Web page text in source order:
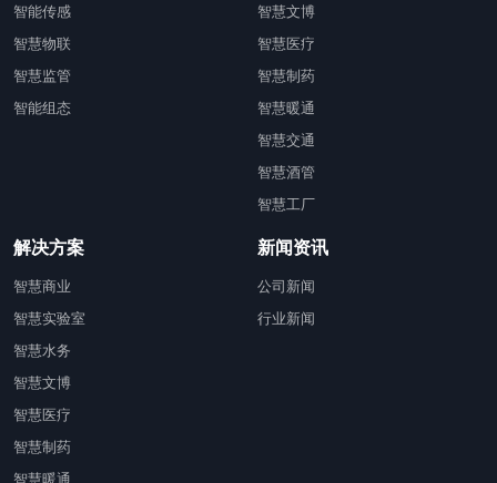
智能传感
智慧物联
智慧监管
智能组态
智慧文博
智慧医疗
智慧制药
智慧暖通
智慧交通
智慧酒管
智慧工厂
解决方案
智慧商业
智慧实验室
智慧水务
智慧文博
智慧医疗
智慧制药
智慧暖通
新闻资讯
公司新闻
行业新闻